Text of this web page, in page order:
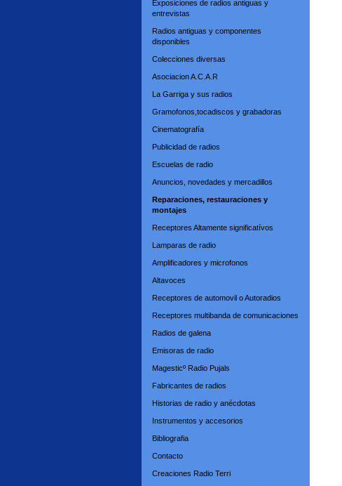
Exposiciones de radios antiguas y
entrevistas
Radios antiguas y componentes
disponibles
Colecciones diversas
Asociacion A.C.A.R
La Garriga y sus radios
Gramofonos,tocadiscos y grabadoras
Cinematografía
Publicidad de radios
Escuelas de radio
Anuncios, novedades y mercadillos
Reparaciones, restauraciones y
montajes
Receptores Altamente significatívos
Lamparas de radio
Amplificadores y microfonos
Altavoces
Receptores de automovil o Autoradios
Receptores multibanda de comunicaciones
Radios de galena
Emisoras de radio
Magesticº Radio Pujals
Fabricantes de radios
Historias de radio y anécdotas
Instrumentos y accesorios
Bibliografia
Contacto
Creaciones Radio Terri